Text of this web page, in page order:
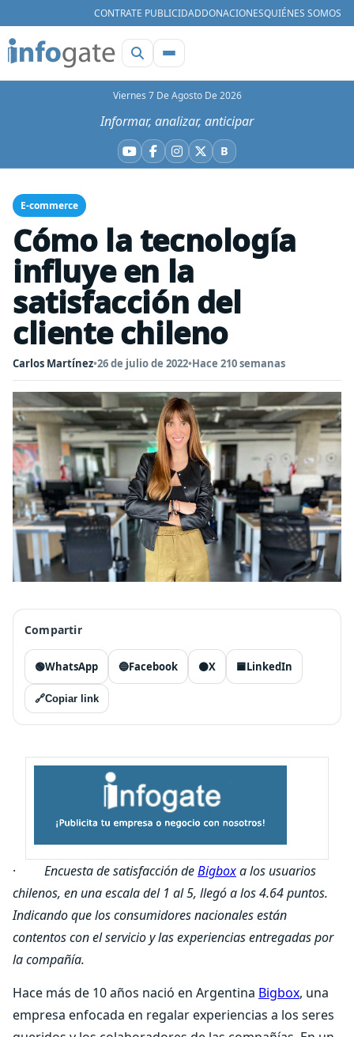
CONTRATE PUBLICIDADDONACIONESQUIÉNES SOMOS
Viernes 7 De Agosto De 2026
Informar, analizar, anticipar
YouTube
Facebook
Instagram
X BBluesky
E-commerce
Cómo la tecnología
influye en la
satisfacción del
cliente chileno
Carlos Martínez•26 de julio de 2022•Hace 210 semanas
Compartir
🟢WhatsApp 🔵Facebook ⚫X 🟦LinkedIn
🔗Copiar link
· Encuesta de satisfacción deBigboxa los usuarios
chilenos, en una escala del 1 al 5, llegó a los 4.64 puntos.
Indicando que los consumidores nacionales están
contentos con el servicio y las experiencias entregadas por
la compañía.
Hace más de 10 años nació en Argentina Bigbox, una
empresa enfocada en regalar experiencias a los seres